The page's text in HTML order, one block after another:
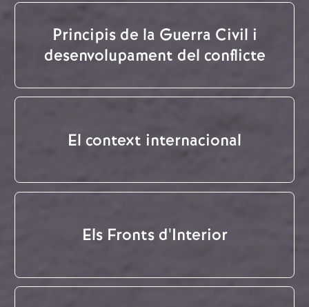
Principis de la Guerra Civil i
desenvolupament del conflicte
El context internacional
Els Fronts d'Interior